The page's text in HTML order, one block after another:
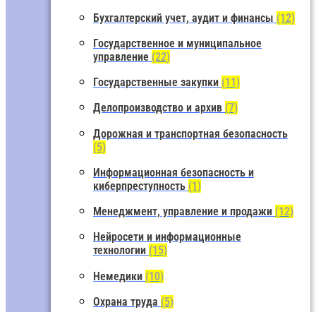
Бухгалтерский учет, аудит и финансы (12)
Государственное и муниципальное
управление (22)
Государственные закупки (11)
Делопроизводство и архив (7)
Дорожная и транспортная безопасность
(5)
Информационная безопасность и
киберпреступность (1)
Менеджмент, управление и продажи (12)
Нейросети и информационные
технологии (15)
Немедики (10)
Охрана труда (5)